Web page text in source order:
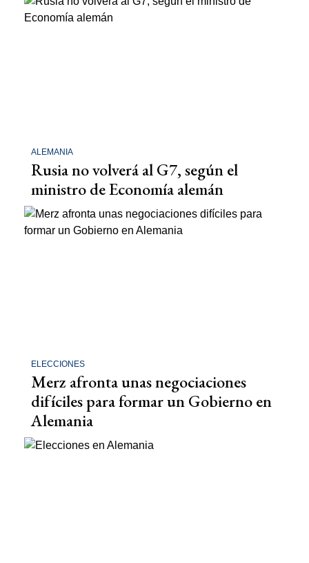
ALEMANIA
Rusia no volverá al G7, según el
ministro de Economía alemán
ELECCIONES
Merz afronta unas negociaciones
difíciles para formar un Gobierno en
Alemania